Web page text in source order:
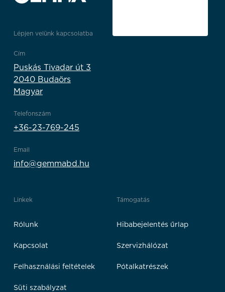
Lépjen velünk kapcsolatba
Cím
Puskás Tivadar út 3
2040 Budaörs
Magyar
Telefonszám
+36-23-769-245
Email
info@gemmabd.hu
Linkek
Rólunk
Kapcsolat
Felhasználási feltételek
Süti szabályzat
Támogatás
Hibabejelentés űrlap
Szervizhálózat
Pótalkatrészek